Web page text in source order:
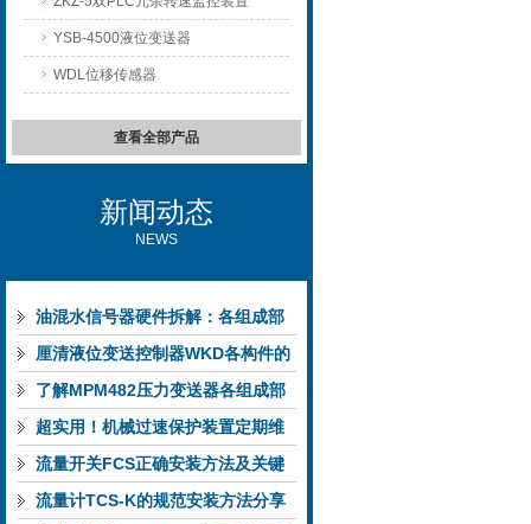
YSB-4500液位变送器
WDL位移传感器
查看全部产品
新闻动态
NEWS
油混水信号器硬件拆解：各组成部
件的功能特点与性能指标
厘清液位变送控制器WKD各构件的
功能特性稳定完成液位监测
了解MPM482压力变送器各组成部
件功能特点有助于提升选型合理性
超实用！机械过速保护装置定期维
护保养方法大汇总
流量开关FCS正确安装方法及关键
要点专业分享
流量计TCS-K的规范安装方法分享